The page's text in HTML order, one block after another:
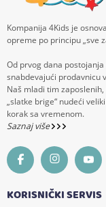
Kompanija 4Kids je
opreme po principu „sve
Od prvog dana
snabdevajući prodavnicu
Naš mladi tim
„slatke brige“ nudeći
korak sa vremenom.
Saznaj više
KORISNIČKI SERVIS